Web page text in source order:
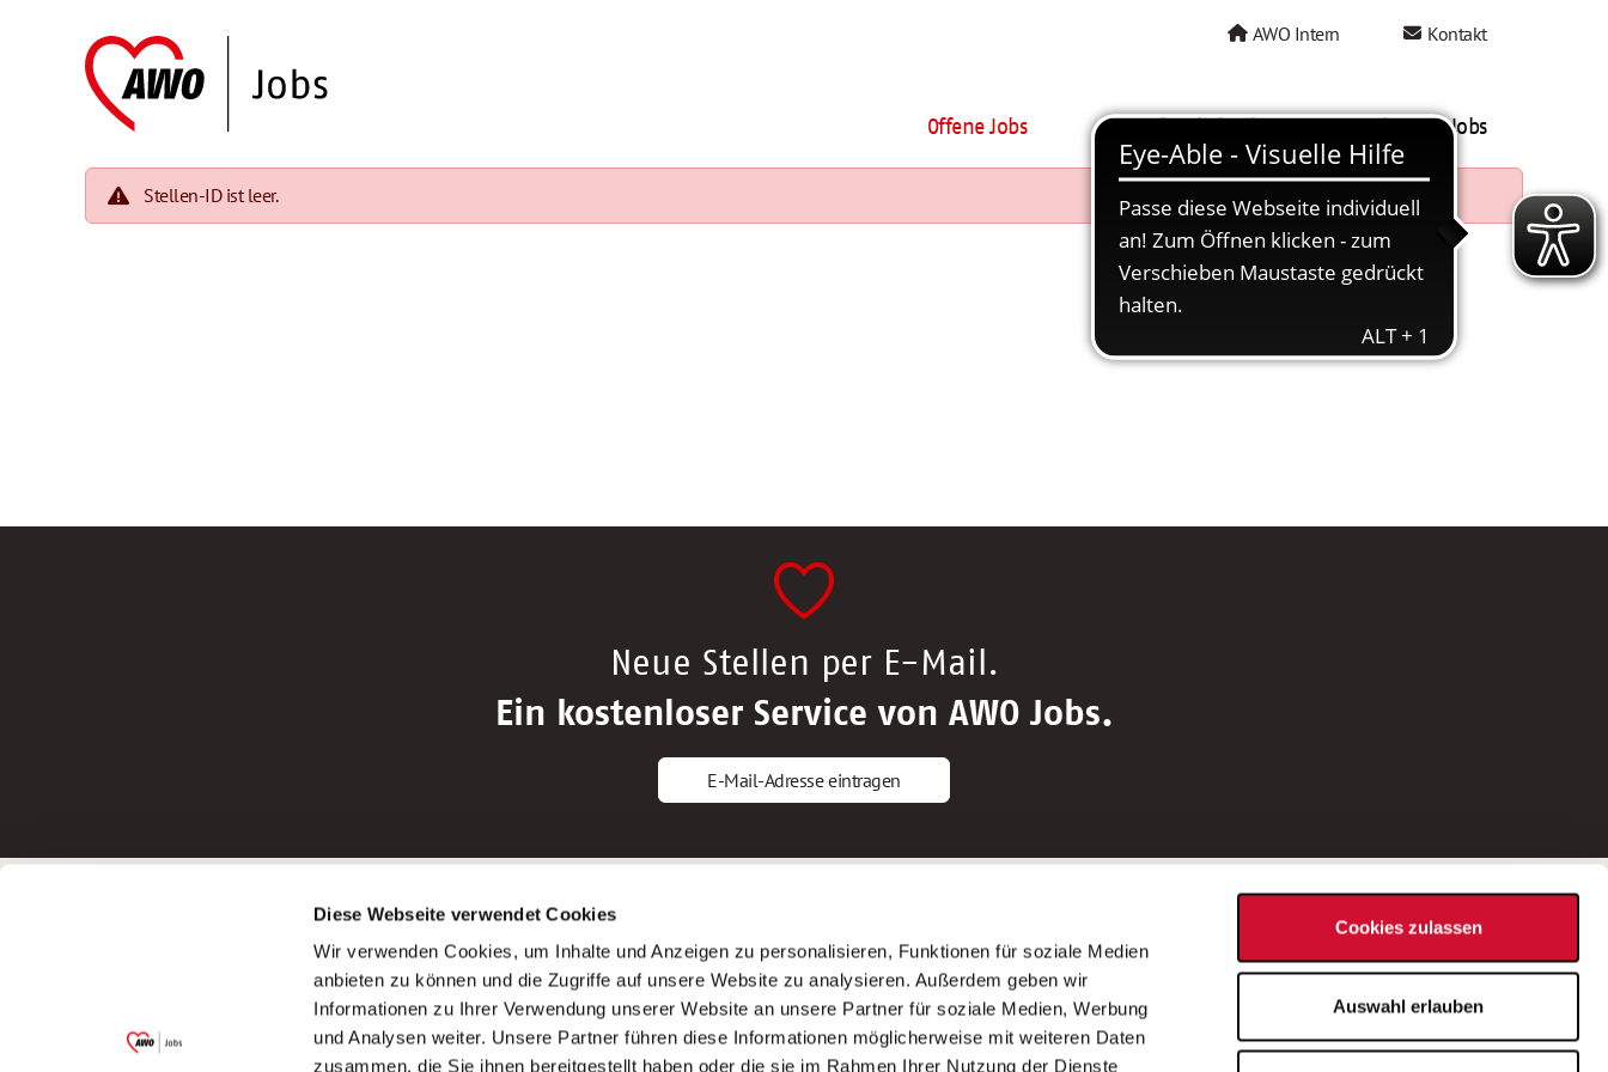
Diese Webseite verwendet Cookies
Wir verwenden Cookies, um Inhalte und Anzeigen zu personalisieren, Funktionen für soziale Medien
anbieten zu können und die Zugriffe auf unsere Website zu analysieren. Außerdem geben wir
Informationen zu Ihrer Verwendung unserer Website an unsere Partner für soziale Medien, Werbung
und Analysen weiter. Unsere Partner führen diese Informationen möglicherweise mit weiteren Daten
zusammen, die Sie ihnen bereitgestellt haben oder die sie im Rahmen Ihrer Nutzung der Dienste
Cookies zulassen
Auswahl erlauben
AWO Intern Kontakt
Offene Jobs AWO als Arbeitgeber Mein AWO Jobs
Stellen-ID ist leer.
Neue Stellen per E-Mail.
Ein kostenloser Service von AWO Jobs.
E-Mail-Adresse eintragen
Garitz Bewirtschaftungsbetriebe GmbH
(Ein Tochterunternehmen des AWO
Bezirksverbandes Unterfranken e.V.)
Bewerbungstipps
Bewerbung als Altenpfleger*in
Bewerbung als Krankenpfleger*in
Bewerbung als Altenpflegehelfer*in
Bewerbung als Erzieher*in
AWO Gliederungen nach Bundesland
Stellenangebote nach Bundesländern
Sitemap
Impressum
Datenschutz
Bei Fragen zu einer Stellenausschreibung
wenden Sie sich bitte an die*den in der
Stellenausschreibung genannte*n